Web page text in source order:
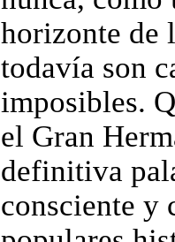
horizonte de
todavía son
imposibles.
el Gran
definitiva
consciente y